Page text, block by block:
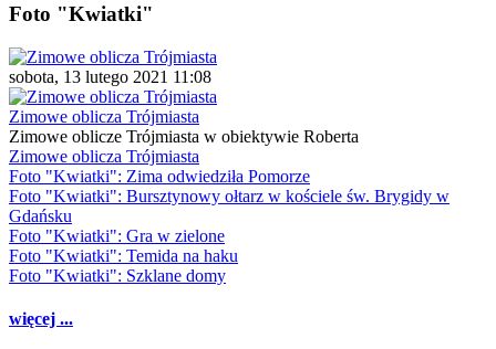
Foto "Kwiatki"
sobota, 13 lutego 2021 11:08
Zimowe oblicza Trójmiasta
Zimowe oblicze Trójmiasta w obiektywie Roberta
Zimowe oblicza Trójmiasta
Foto "Kwiatki": Zima odwiedziła Pomorze
Foto "Kwiatki": Bursztynowy ołtarz w kościele św. Brygidy w
Gdańsku
Foto "Kwiatki": Gra w zielone
Foto "Kwiatki": Temida na haku
Foto "Kwiatki": Szklane domy
więcej ...